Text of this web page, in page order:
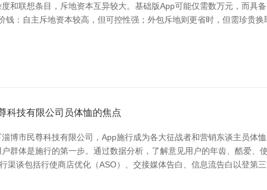
和联想条目，斥地资本互异较大。基础版App可能仅需数万元，而具
：自主斥地资本较高，但可控性强；外包斥地则更省时，但需珍贵
科技有限公司员体恤的焦点
博市民尊科技有限公司，App施行成为各大征战者和营销东谈主员体
群体是施行的第一步。通过数据分析，了解意见用户的年齿、酷爱、
渠谈包括行使商店优化（ASO）、交接媒体告白、信息流告白以登第